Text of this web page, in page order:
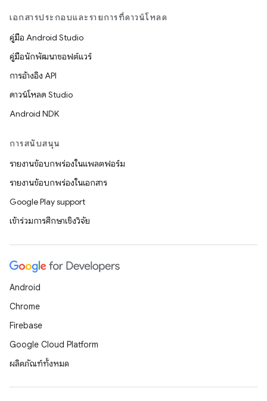
เอกสารประกอบและรายการที่ดาวน์โหลด
คู่มือ Android Studio
คู่มือนักพัฒนาซอฟต์แวร์
การอ้างอิง API
ดาวน์โหลด Studio
Android NDK
การสนับสนุน
รายงานข้อบกพร่องในแพลตฟอร์ม
รายงานข้อบกพร่องในเอกสาร
Google Play support
เข้าร่วมการศึกษาเชิงวิจัย
Android
Chrome
Firebase
Google Cloud Platform
ผลิตภัณฑ์ทั้งหมด